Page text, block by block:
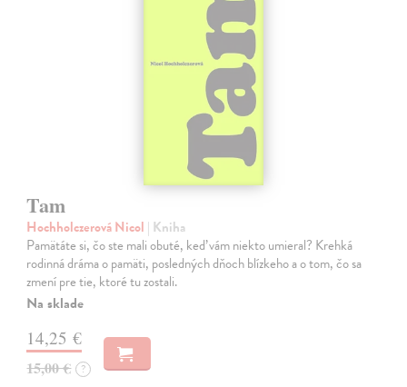
Tam
Hochholczerová Nicol | Kniha
Pamätáte si, čo ste mali obuté, keď vám niekto umieral? Krehká
rodinná dráma o pamäti, posledných dňoch blízkeho a o tom, čo sa
zmení pre tie, ktoré tu zostali.
Na sklade
14,25 €
15,00 € ?